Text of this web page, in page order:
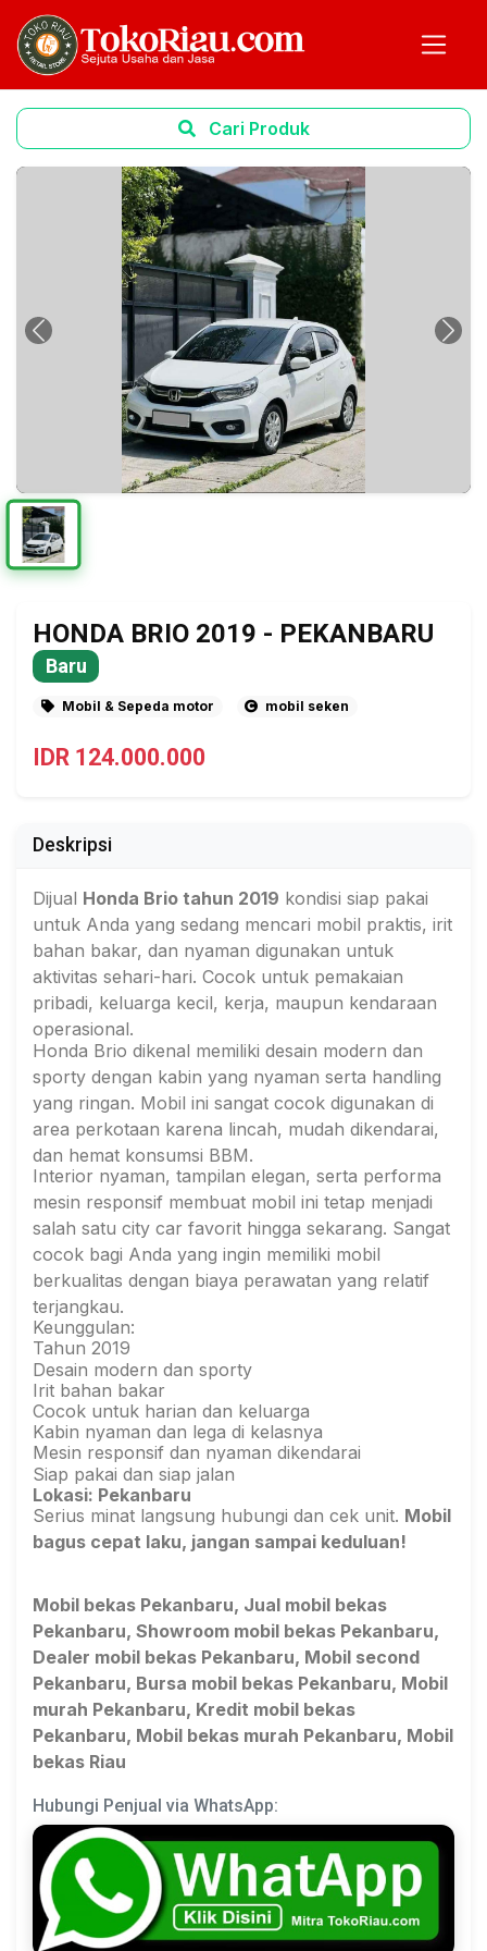
Cari Produk
Previous Next
HONDA BRIO 2019 - PEKANBARU
Baru
Mobil & Sepeda motor mobil seken
IDR 124.000.000
Deskripsi
Dijual Honda Brio tahun 2019 kondisi siap pakai
untuk Anda yang sedang mencari mobil praktis, irit
bahan bakar, dan nyaman digunakan untuk
aktivitas sehari-hari. Cocok untuk pemakaian
pribadi, keluarga kecil, kerja, maupun kendaraan
operasional.
Honda Brio dikenal memiliki desain modern dan
sporty dengan kabin yang nyaman serta handling
yang ringan. Mobil ini sangat cocok digunakan di
area perkotaan karena lincah, mudah dikendarai,
dan hemat konsumsi BBM.
Interior nyaman, tampilan elegan, serta performa
mesin responsif membuat mobil ini tetap menjadi
salah satu city car favorit hingga sekarang. Sangat
cocok bagi Anda yang ingin memiliki mobil
berkualitas dengan biaya perawatan yang relatif
terjangkau.
Keunggulan:
Tahun 2019
Desain modern dan sporty
Irit bahan bakar
Cocok untuk harian dan keluarga
Kabin nyaman dan lega di kelasnya
Mesin responsif dan nyaman dikendarai
Siap pakai dan siap jalan
Lokasi: Pekanbaru
Serius minat langsung hubungi dan cek unit. Mobil
bagus cepat laku, jangan sampai keduluan!
Mobil bekas Pekanbaru, Jual mobil bekas
Pekanbaru, Showroom mobil bekas Pekanbaru,
Dealer mobil bekas Pekanbaru, Mobil second
Pekanbaru, Bursa mobil bekas Pekanbaru, Mobil
murah Pekanbaru, Kredit mobil bekas
Pekanbaru, Mobil bekas murah Pekanbaru, Mobil
bekas Riau
Hubungi Penjual via WhatsApp: